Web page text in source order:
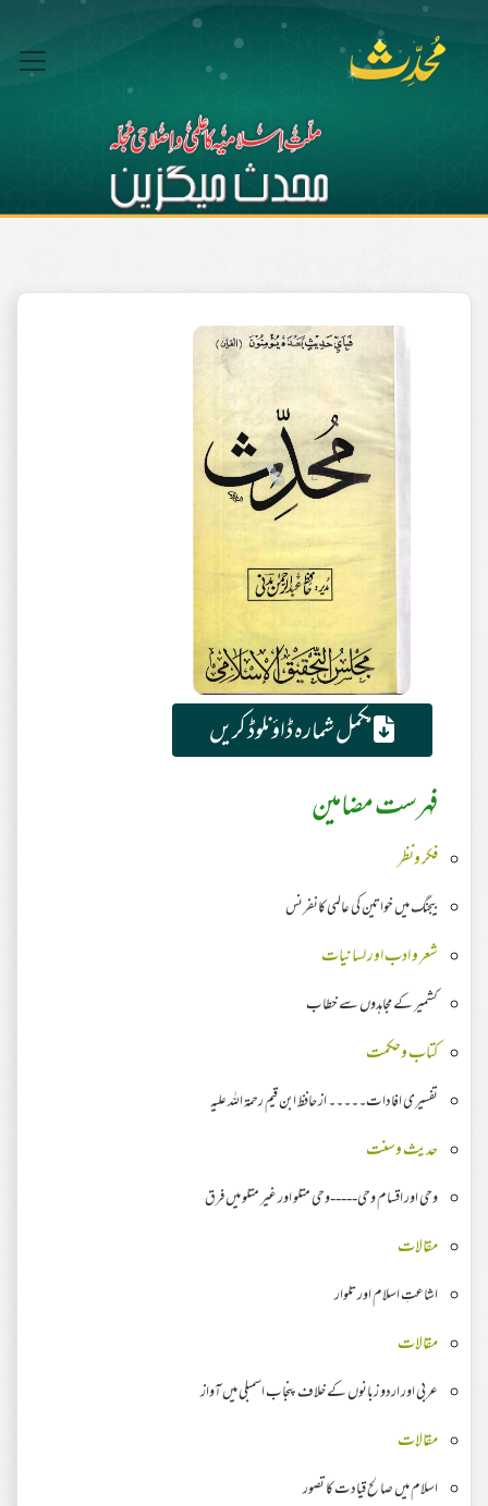
مکمل شمارہ ڈاؤنلوڈ کریں
فہرست مضامین
فکر ونظر
بیجنگ میں خواتین کی عالمی کانفرنس
شعر و ادب اور لسانیات
کشمیر کے مجاہدوں سے خطاب
کتاب وحکمت
تفسیری افادات۔۔۔۔۔ از حافظ ابن قیم رحمة اللہ علیہ
حدیث وسنت
وحی اور اقسام وحی-----وحی متلو اور غیر متلو میں فرق
مقالات
اشاعتِ اسلام اور تلوار
مقالات
عربی اور اردو زبانوں کے خلاف پنجاب اسمبلی میں آواز
مقالات
اسلام میں صالح قیادت کا تصور